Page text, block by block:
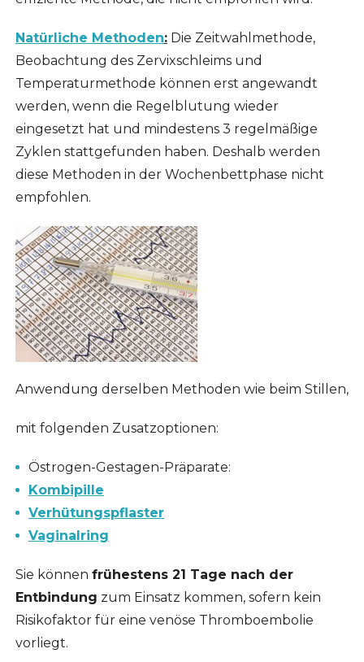
Natürliche Methoden:Die Zeitwahlmethode,
Beobachtung des Zervixschleims und
Temperaturmethode können erst angewandt
werden, wenn die Regelblutung wieder
eingesetzt hat und mindestens 3 regelmäßige
Zyklen stattgefunden haben. Deshalb werden
diese Methoden in der Wochenbettphase nicht
empfohlen.
Anwendung derselben Methoden wie beim Stillen,
mit folgenden Zusatzoptionen:
Östrogen-Gestagen-Präparate:
Kombipille
Verhütungspflaster
Vaginalring
Sie können frühestens 21 Tage nach der
Entbindung zum Einsatz kommen, sofern kein
Risikofaktor für eine venöse Thromboembolie
vorliegt.